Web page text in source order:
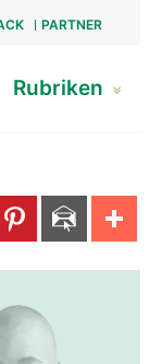
PARTNER
Rubriken